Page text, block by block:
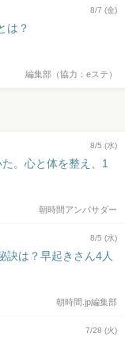
8/7 (金)
は？
編集部（協力：eステ）
8/5 (水)
。心と体を整え、1
朝時間アンバサダー
8/5 (水)
訣は？早起きさん4人
朝時間.jp編集部
7/28 (火)